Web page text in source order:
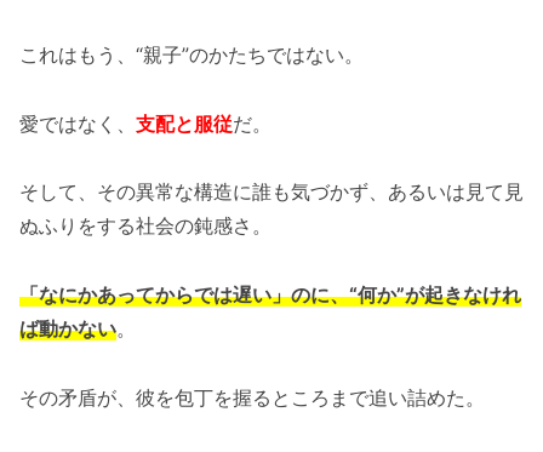
これはもう、“親子”のかたちではない。
愛ではなく、 支配と服従だ。
そして、その異常な構造に誰も気づかず、あるいは見て見
ぬふりをする社会の鈍感さ。
「なにかあってからでは遅い」のに、“何か”が起きなけれ
ば動かない。
その矛盾が、彼を包丁を握るところまで追い詰めた。